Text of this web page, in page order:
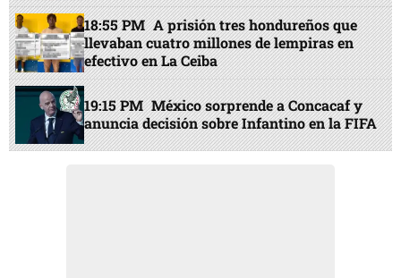
18:55 PM A prisión tres hondureños que
llevaban cuatro millones de lempiras en
efectivo en La Ceiba
19:15 PM México sorprende a Concacaf y
anuncia decisión sobre Infantino en la FIFA